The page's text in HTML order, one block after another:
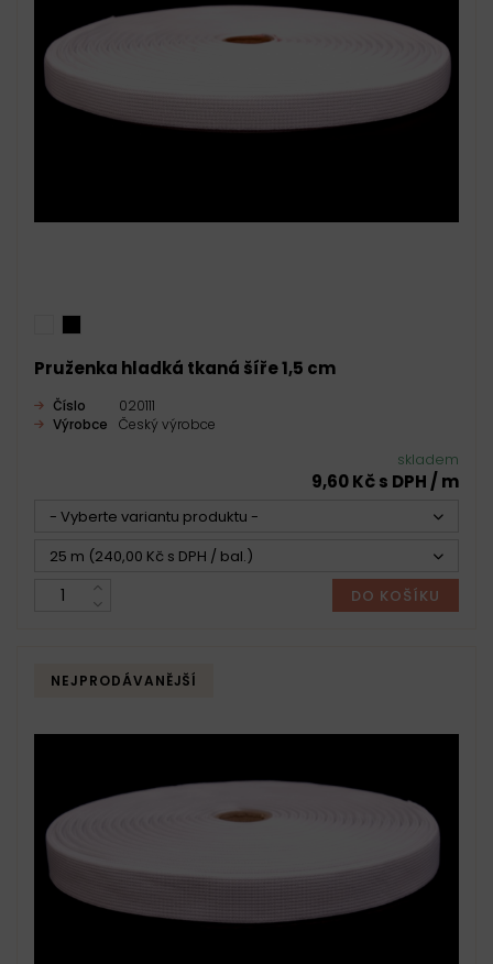
Pruženka hladká tkaná šíře 1,5 cm
Číslo
020111
Výrobce
Český výrobce
skladem
9,60 Kč s DPH / m
- Vyberte variantu produktu -
25 m (240,00 Kč s DPH / bal.)
DO KOŠÍKU
NEJPRODÁVANĚJŠÍ